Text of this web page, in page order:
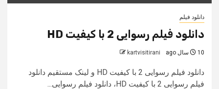
دانلود فیلم
دانلود فیلم رسوایی 2 با کیفیت HD
10 سال ago kartvisitirani
دانلود فیلم رسوایی 2 با کیفیت HD و لینک مستقیم دانلود
فیلم رسوایی 2 با کیفیت HD، دانلود فیلم رسوایی...